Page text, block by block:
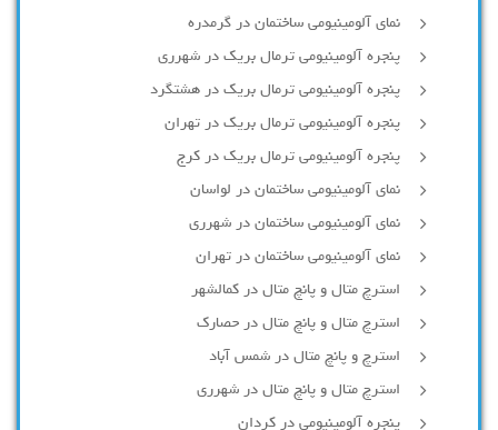
نمای آلومینیومی ساختمان در گرمدره
پنجره آلومینیومی ترمال بریک در شهرری
پنجره آلومینیومی ترمال بریک در هشتگرد
پنجره آلومینیومی ترمال بریک در تهران
پنجره آلومینیومی ترمال بریک در کرج
نمای آلومینیومی ساختمان در لواسان
نمای آلومینیومی ساختمان در شهرری
نمای آلومینیومی ساختمان در تهران
استرچ متال و پانچ متال در کمالشهر
استرچ متال و پانچ متال در حصارك
استرچ و پانچ متال در شمس آباد
استرچ متال و پانچ متال در شهرری
پنجره آلومینیومی در کردان